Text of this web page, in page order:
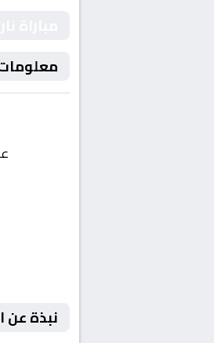
معلومات
نبذة عن